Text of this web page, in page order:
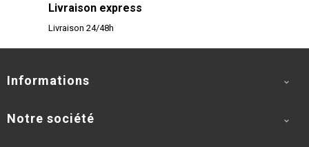
Livraison express
Livraison 24/48h
Informations 
Notre société 